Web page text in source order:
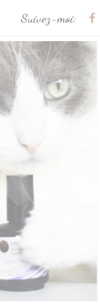
Suivez-moi: